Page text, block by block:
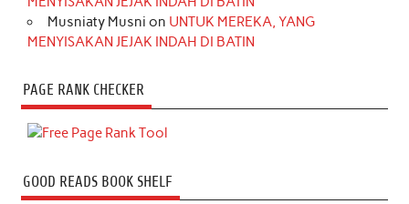
Musniaty Musni on UNTUK MEREKA, YANG
MENYISAKAN JEJAK INDAH DI BATIN
PAGE RANK CHECKER
GOOD READS BOOK SHELF